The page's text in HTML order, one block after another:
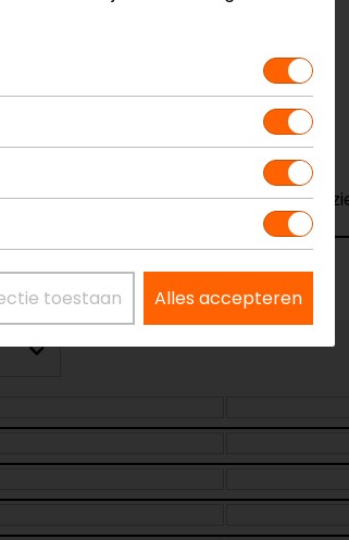
Kinbandsluiting
Geïntegreerd
toestaan Alles accepteren